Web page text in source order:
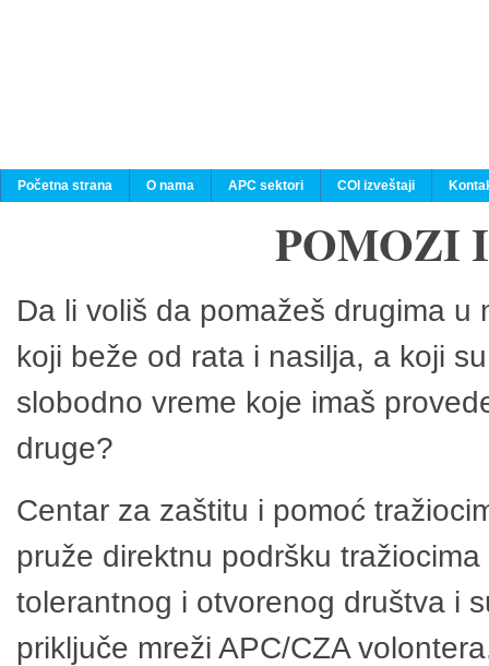
Početna strana O nama APC sektori COI izveštaji
POMOZI
Da li voliš da pomažeš drugima
koji beže od rata i nasilja, a koji
slobodno vreme koje imaš
druge?
Centar za zaštitu i pomoć
pruže direktnu podršku
tolerantnog i otvorenog društva i
priključe mreži APC/CZA